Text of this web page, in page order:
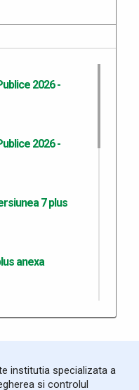
2026 -
2026 -
7 plus
anexa
institutia specializata a
si controlul